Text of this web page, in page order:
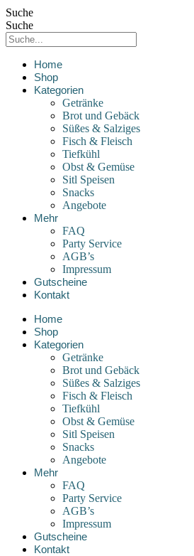
Suche
Suche
Home
Shop
Kategorien
Getränke
Brot und Gebäck
Süßes & Salziges
Fisch & Fleisch
Tiefkühl
Obst & Gemüse
Sitl Speisen
Snacks
Angebote
Mehr
FAQ
Party Service
AGB’s
Impressum
Gutscheine
Kontakt
Home
Shop
Kategorien
Getränke
Brot und Gebäck
Süßes & Salziges
Fisch & Fleisch
Tiefkühl
Obst & Gemüse
Sitl Speisen
Snacks
Angebote
Mehr
FAQ
Party Service
AGB’s
Impressum
Gutscheine
Kontakt